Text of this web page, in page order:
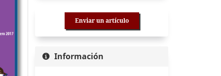
Enviar un artículo
Información